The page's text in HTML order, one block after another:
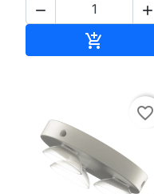
 

favorite_border